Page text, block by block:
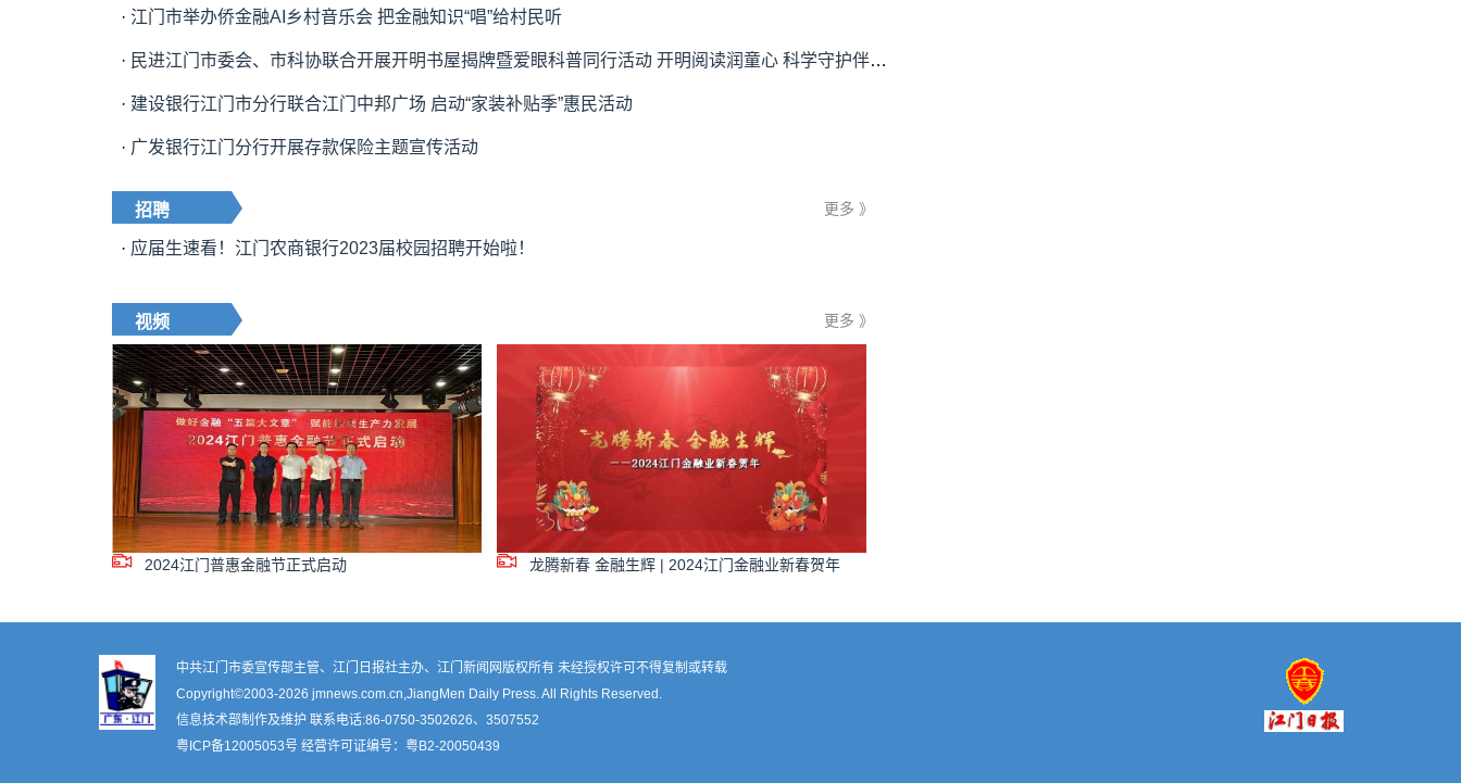
· 江门市举办侨金融AI乡村音乐会 把金融知识“唱”给村民听
· 民进江门市委会、市科协联合开展开明书屋揭牌暨爱眼科普同行活动 开明阅读润童心 科学守护伴成长
· 建设银行江门市分行联合江门中邦广场 启动“家装补贴季”惠民活动
· 广发银行江门分行开展存款保险主题宣传活动
招聘 更多 》
· 应届生速看！江门农商银行2023届校园招聘开始啦！
视频 更多 》
2024江门普惠金融节正式启动 龙腾新春 金融生辉 | 2024江门金融业新春贺年
中共江门市委宣传部主管、江门日报社主办、江门新闻网版权所有 未经授权许可不得复制或转载
Copyright©2003-2026 jmnews.com.cn,JiangMen Daily Press. All Rights Reserved.
信息技术部制作及维护 联系电话:86-0750-3502626、3507552
粤ICP备12005053号 经营许可证编号： 粤B2-20050439